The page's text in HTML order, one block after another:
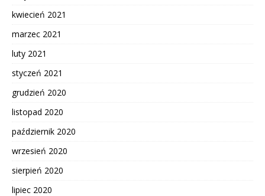
kwiecień 2021
marzec 2021
luty 2021
styczeń 2021
grudzień 2020
listopad 2020
październik 2020
wrzesień 2020
sierpień 2020
lipiec 2020